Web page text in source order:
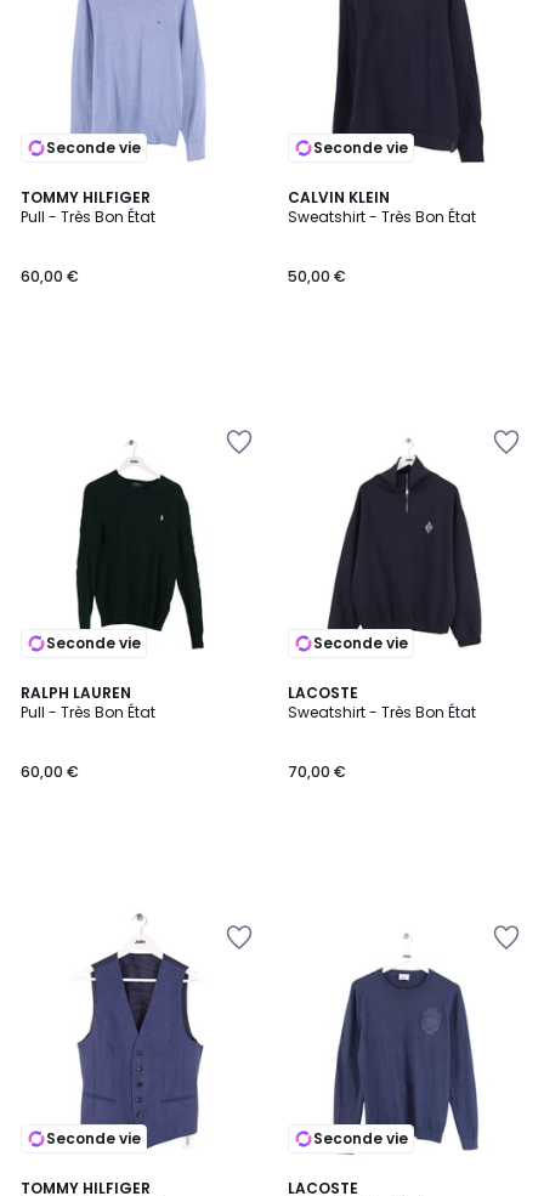
Seconde vie
TOMMY HILFIGER
Pull - Très Bon État
60,00 €
Seconde vie
CALVIN KLEIN
Sweatshirt - Très Bon État
50,00 €
Seconde vie
RALPH LAUREN
Pull - Très Bon État
60,00 €
Seconde vie
LACOSTE
Sweatshirt - Très Bon État
70,00 €
Seconde vie
TOMMY HILFIGER
Seconde vie
LACOSTE